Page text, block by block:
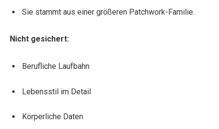
Sie stammt aus einer größeren Patchwork-Familie.
Nicht gesichert:
Berufliche Laufbahn
Lebensstil im Detail
Körperliche Daten